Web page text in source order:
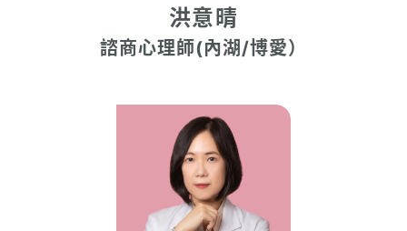
洪意晴
諮商心理師(內湖/博愛）